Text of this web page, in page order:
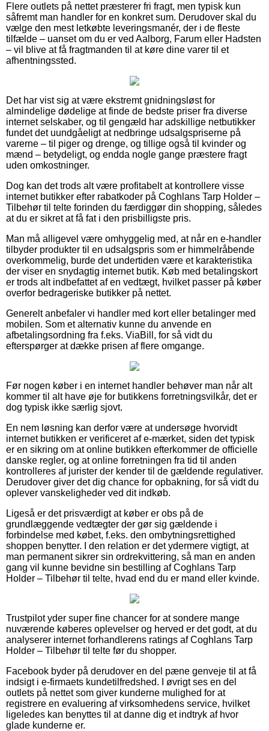
Flere outlets på nettet præsterer fri fragt, men typisk kun
såfremt man handler for en konkret sum. Derudover skal du
vælge den mest letkøbte leveringsmanér, der i de fleste
tilfælde – uanset om du er ved Aalborg, Farum eller Hadsten
– vil blive at få fragtmanden til at køre dine varer til et
afhentningssted.
Det har vist sig at være ekstremt gnidningsløst for
almindelige dødelige at finde de bedste priser fra diverse
internet selskaber, og til gengæld har adskillige netbutikker
fundet det uundgåeligt at nedbringe udsalgspriserne på
varerne – til piger og drenge, og tillige også til kvinder og
mænd – betydeligt, og endda nogle gange præstere fragt
uden omkostninger.
Dog kan det trods alt være profitabelt at kontrollere visse
internet butikker efter rabatkoder på Coghlans Tarp Holder –
Tilbehør til telte forinden du færdiggør din shopping, således
at du er sikret at få fat i den prisbilligste pris.
Man må alligevel være omhyggelig med, at når en e-handler
tilbyder produkter til en udsalgspris som er himmelråbende
overkommelig, burde det undertiden være et karakteristika
der viser en snydagtig internet butik. Køb med betalingskort
er trods alt indbefattet af en vedtægt, hvilket passer på køber
overfor bedrageriske butikker på nettet.
Generelt anbefaler vi handler med kort eller betalinger med
mobilen. Som et alternativ kunne du anvende en
afbetalingsordning fra f.eks. ViaBill, for så vidt du
efterspørger at dække prisen af flere omgange.
Før nogen køber i en internet handler behøver man når alt
kommer til alt have øje for butikkens forretningsvilkår, det er
dog typisk ikke særlig sjovt.
En nem løsning kan derfor være at undersøge hvorvidt
internet butikken er verificeret af e-mærket, siden det typisk
er en sikring om at online butikken efterkommer de officielle
danske regler, og at online forretningen fra tid til anden
kontrolleres af jurister der kender til de gældende regulativer.
Derudover giver det dig chance for opbakning, for så vidt du
oplever vanskeligheder ved dit indkøb.
Ligeså er det prisværdigt at køber er obs på de
grundlæggende vedtægter der gør sig gældende i
forbindelse med købet, f.eks. den ombytningsrettighed
shoppen benytter. I den relation er det ydermere vigtigt, at
man permanent sikrer sin ordrekvittering, så man en anden
gang vil kunne bevidne sin bestilling af Coghlans Tarp
Holder – Tilbehør til telte, hvad end du er mand eller kvinde.
Trustpilot yder super fine chancer for at sondere mange
nuværende køberes oplevelser og herved er det godt, at du
analyserer internet forhandlerens ratings af Coghlans Tarp
Holder – Tilbehør til telte før du shopper.
Facebook byder på derudover en del pæne genveje til at få
indsigt i e-firmaets kundetilfredshed. I øvrigt ses en del
outlets på nettet som giver kunderne mulighed for at
registrere en evaluering af virksomhedens service, hvilket
ligeledes kan benyttes til at danne dig et indtryk af hvor
glade kunderne er.